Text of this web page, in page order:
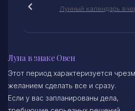
Лунный календарь
Луна в знаке Овен
Этот период характеризуется
желанием сделать все и сразу.
Если у вас запланированы дела,